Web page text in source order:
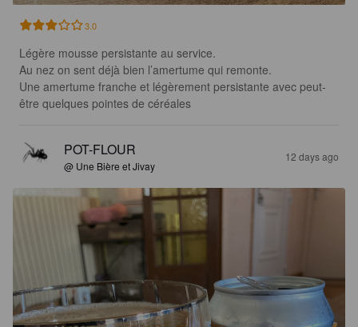
3.0
Légère mousse persistante au service.
Au nez on sent déjà bien l’amertume qui remonte.
Une amertume franche et légèrement persistante avec peut-
être quelques pointes de céréales
POT-FLOUR
@ Une Bière et Jivay
12 days ago